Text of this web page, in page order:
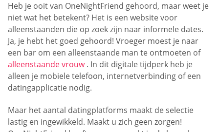
Heb je ooit van OneNightFriend gehoord, maar weet je
niet wat het betekent? Het is een website voor
alleenstaanden die op zoek zijn naar informele dates.
Ja, je hebt het goed gehoord! Vroeger moest je naar
een bar om een alleenstaande man te ontmoeten of
alleenstaande vrouw. In dit digitale tijdperk heb je
alleen je mobiele telefoon, internetverbinding of een
datingapplicatie nodig.
Maar het aantal datingplatforms maakt de selectie
lastig en ingewikkeld. Maakt u zich geen zorgen!